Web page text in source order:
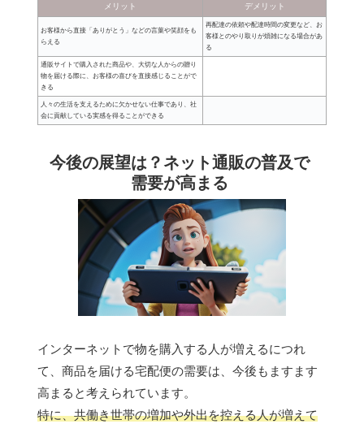
メリット デメリット
お客様から直接「ありがとう」などの言葉や笑顔をも
らえる
再配達の依頼や配達時間の変更など、お
客様とのやり取りが煩雑になる場合があ
る
通販サイトで購入された商品や、大切な人からの贈り
物を届ける際に、お客様の喜びを直接感じることがで
きる
人々の生活を支えるために欠かせない仕事であり、社
会に貢献している実感を得ることができる
今後の展望は？ネット通販の普及で
需要が高まる
インターネットで物を購入する人が増えるにつれ
て、商品を届ける宅配便の需要は、今後もますます
高まると考えられています。
特に、共働き世帯の増加や外出を控える人が増えて